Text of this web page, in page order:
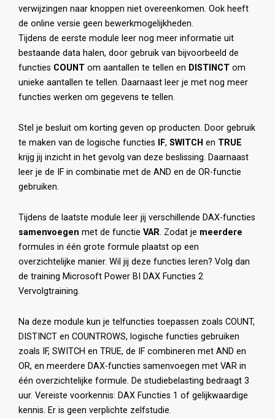
verwijzingen naar knoppen niet overeenkomen. Ook heeft
de online versie geen bewerkmogelijkheden.
Tijdens de eerste module leer nog meer informatie uit
bestaande data halen, door gebruik van bijvoorbeeld de
functies COUNT om aantallen te tellen en DISTINCT om
unieke aantallen te tellen. Daarnaast leer je met nog meer
functies werken om gegevens te tellen.
Stel je besluit om korting geven op producten. Door gebruik
te maken van de logische functies
IF, SWITCH en TRUE
krijg jij inzicht in het gevolg van deze beslissing. Daarnaast
leer je de IF in combinatie met de AND en de OR-functie
gebruiken.
Tijdens de laatste module leer jij verschillende DAX-functies
samenvoegen met de functie VAR. Zodat je meerdere
formules in één grote formule plaatst op een
overzichtelijke manier. Wil jij deze functies leren? Volg dan
de training Microsoft Power BI DAX Functies 2
Vervolgtraining.
Na deze module kun je telfuncties toepassen zoals COUNT,
DISTINCT en COUNTROWS, logische functies gebruiken
zoals IF, SWITCH en TRUE, de IF combineren met AND en
OR, en meerdere DAX-functies samenvoegen met VAR in
één overzichtelijke formule. De studiebelasting bedraagt 3
uur. Vereiste voorkennis: DAX Functies 1 of gelijkwaardige
kennis. Er is geen verplichte zelfstudie.